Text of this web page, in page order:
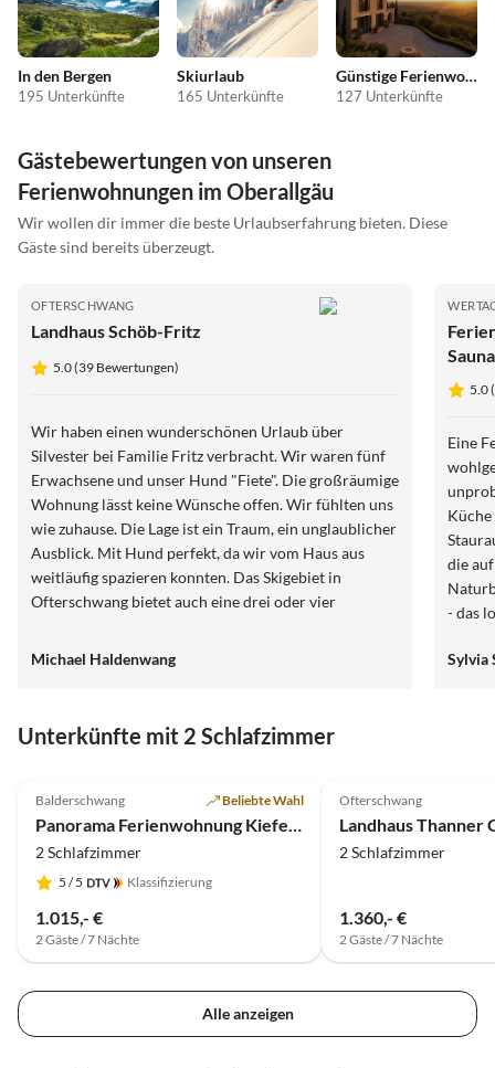
In den Bergen
195 Unterkünfte
Skiurlaub
165 Unterkünfte
Günstige Ferienwohnungen
127 Unterkünfte
Gästebewertungen von unseren
Ferienwohnungen im Oberallgäu
Wir wollen dir immer die beste Urlaubserfahrung bieten. Diese
Gäste sind bereits überzeugt.
OFTERSCHWANG
Landhaus Schöb-Fritz
5.0 (39 Bewertungen)
Wir haben einen wunderschönen Urlaub über
Silvester bei Familie Fritz verbracht. Wir waren fünf
Erwachsene und unser Hund "Fiete". Die großräumige
Wohnung lässt keine Wünsche offen. Wir fühlten uns
wie zuhause. Die Lage ist ein Traum, ein unglaublicher
Ausblick. Mit Hund perfekt, da wir vom Haus aus
weitläufig spazieren konnten. Das Skigebiet in
Ofterschwang bietet auch eine drei oder vier
gehen und mit dem Hund den Nachmittag verbringen.
Michael Haldenwang
5.0
Eine
die
- das
Sylvia
Unterkünfte mit 2 Schlafzimmer
Balderschwang Beliebte Wahl
Panorama Ferienwohnung Kiefer, 5 Sterne, Sauna
2 Schlafzimmer
5 / 5 Klassifizierung
1.015,- €
2 Gäste / 7 Nächte
Ofterschwang
Landhaus Thanner
2 Schlafzimmer
1.360,- €
2 Gäste / 7 Nächte
Alle anzeigen